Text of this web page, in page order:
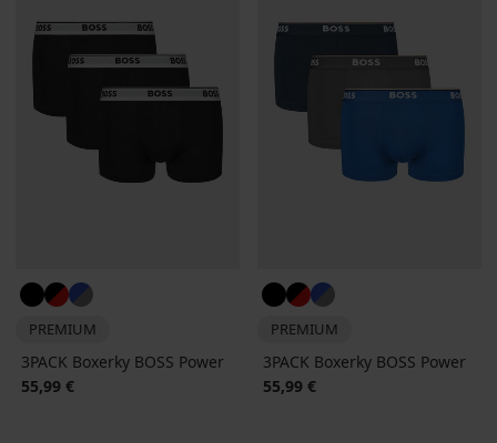
PREMIUM
3PACK Boxerky BOSS Power
55,99 €
PREMIUM
3PACK Boxerky BOSS Power
55,99 €